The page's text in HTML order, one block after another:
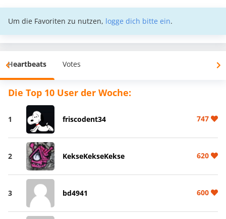
Um die Favoriten zu nutzen, logge dich bitte ein.
Heartbeats Votes
Die Top 10 User der Woche:
1 friscodent34 747
2 KekseKekseKekse 620
3 bd4941 600